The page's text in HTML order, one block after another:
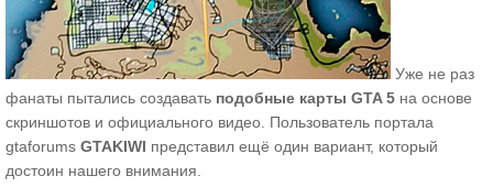
Уже не раз
фанаты пытались создавать подобные карты GTA 5 на основе
скриншотов и официального видео. Пользователь портала
gtaforums GTAKIWI представил ещё один вариант, который
достоин нашего внимания.